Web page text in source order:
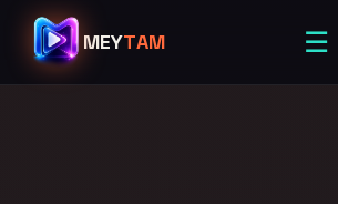
MEYTAM ☰